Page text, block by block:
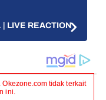
LIVE REACTION